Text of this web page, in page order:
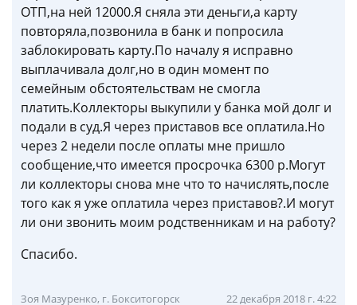
ОТП,на ней 12000.Я сняла эти деньги,а карту
повторяла,позвонила в банк и попросила
заблокировать карту.По началу я исправно
выплачивала долг,но в один момент по
семейным обстоятельствам не смогла
платить.Коллекторы выкупили у банка мой долг и
подали в суд.Я через приставов все оплатила.Но
через 2 недели после оплаты мне пришло
сообщение,что имеется просрочка 6300 р.Могут
ли коллекторы снова мне что то начислять,после
того как я уже оплатила через приставов?.И могут
ли они звонить моим родственникам и на работу?
Спасибо.
Зоя Мазуренко, г. Бокситогорск 22 декабря 2018 г. 4:22